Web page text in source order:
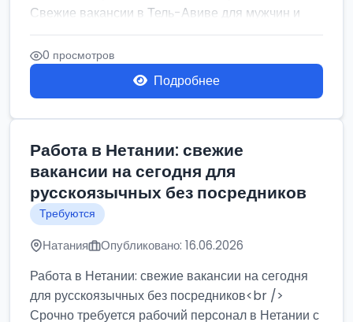
Свежие вакансии в Тель-Авиве для мужчин и
женщин от хозя...
0 просмотров
Подробнее
Работа в Нетании: свежие
вакансии на сегодня для
русскоязычных без посредников
Требуются
Натания Опубликовано: 16.06.2026
Работа в Нетании: свежие вакансии на сегодня
для русскоязычных без посредников<br />
Срочно требуется рабочий персонал в Нетании с